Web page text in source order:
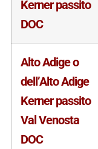
Kerner passito
DOC
Alto Adige o
dell’Alto Adige
Kerner passito
Val Venosta
DOC